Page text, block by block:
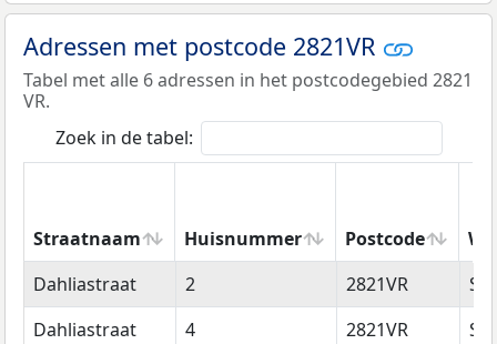
Adressen met postcode 2821VR
Tabel met alle 6 adressen in het postcodegebied 2821
VR.
Zoek in de tabel:
Straatnaam Huisnummer Postcode
Straatnaam
Huisnummer Postcode
Dahliastraat 2 2821VR
Dahliastraat
4 2821VR